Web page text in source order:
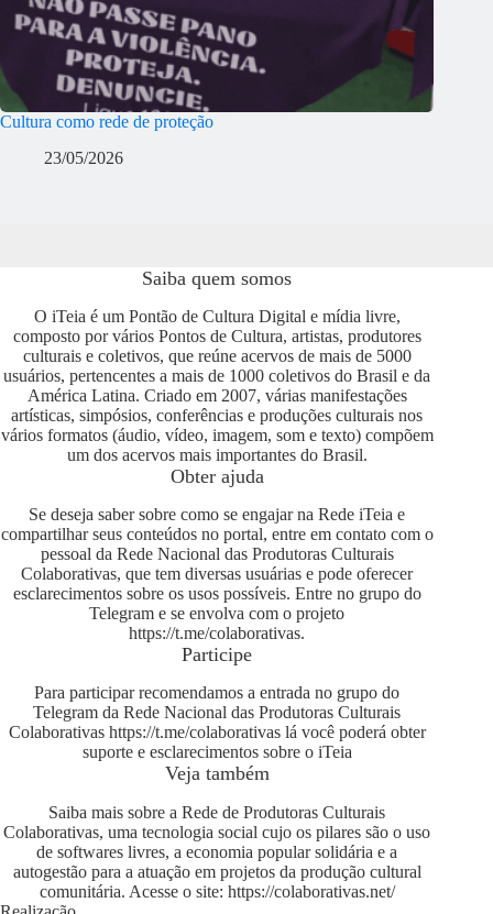
Cultura como rede de proteção
23/05/2026
Saiba quem somos
O iTeia é um Pontão de Cultura Digital e mídia livre,
composto por vários Pontos de Cultura, artistas, produtores
culturais e coletivos, que reúne acervos de mais de 5000
usuários, pertencentes a mais de 1000 coletivos do Brasil e da
América Latina. Criado em 2007, várias manifestações
artísticas, simpósios, conferências e produções culturais nos
vários formatos (áudio, vídeo, imagem, som e texto) compõem
um dos acervos mais importantes do Brasil.
Obter ajuda
Se deseja saber sobre como se engajar na Rede iTeia e
compartilhar seus conteúdos no portal, entre em contato com o
pessoal da Rede Nacional das Produtoras Culturais
Colaborativas, que tem diversas usuárias e pode oferecer
esclarecimentos sobre os usos possíveis. Entre no grupo do
Telegram e se envolva com o projeto
https://t.me/colaborativas.
Participe
Para participar recomendamos a entrada no grupo do
Telegram da Rede Nacional das Produtoras Culturais
Colaborativas https://t.me/colaborativaslá você poderá obter
suporte e esclarecimentos sobre o iTeia
Veja também
Saiba mais sobre a Rede de Produtoras Culturais
Colaborativas, uma tecnologia social cujo os pilares são o uso
de softwares livres, a economia popular solidária e a
autogestão para a atuação em projetos da produção cultural
comunitária. Acesse o site: https://colaborativas.net/